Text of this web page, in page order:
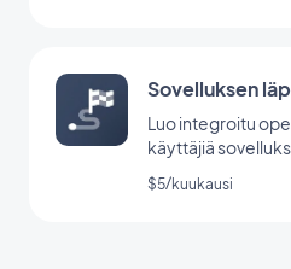
Sovelluksen
Luo integroitu
käyttäjiä
käynnistyksen
$5/kuukausi